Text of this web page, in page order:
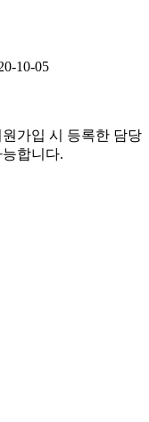
10-05
원가입 시 등록한 담당
합니다.